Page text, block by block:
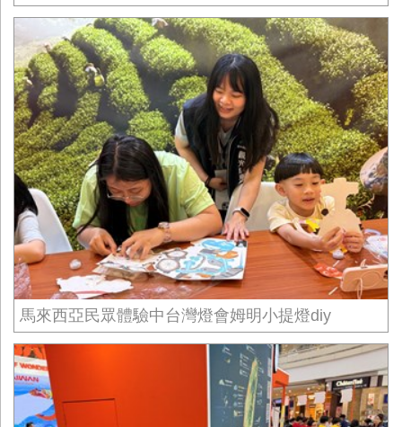
馬來西亞民眾體驗中台灣燈會姆明小提燈diy